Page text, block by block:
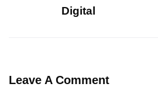
Digital
Leave A Comment